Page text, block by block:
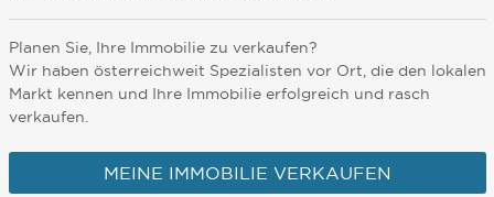
Planen Sie, Ihre Immobilie zu verkaufen?
Wir haben österreichweit Spezialisten vor Ort, die den lokalen
Markt kennen und Ihre Immobilie erfolgreich und rasch
verkaufen.
MEINE IMMOBILIE VERKAUFEN